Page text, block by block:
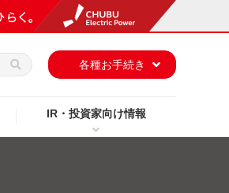
IR・投資家向け情報
各種お手続き